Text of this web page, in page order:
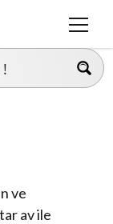
menüyü
ve
av ile